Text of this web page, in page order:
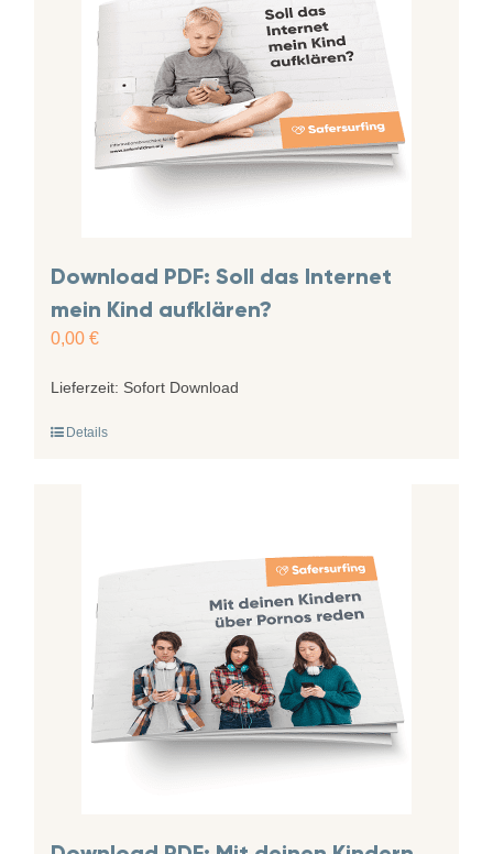
Download PDF: Soll das Internet
mein Kind aufklären?
0,00 €
Lieferzeit: Sofort Download
Details